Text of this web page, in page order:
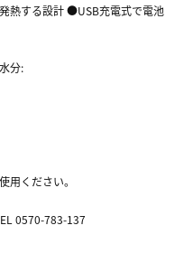
熱する設計 ●USB充電式で電池
分:
ください。
0570-783-137